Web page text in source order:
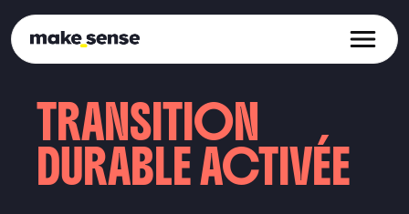
TRANSITION
DURABLE ACTIVÉE